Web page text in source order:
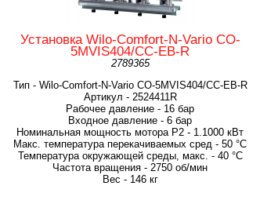
Установка Wilo-Comfort-N-Vario CO-
5MVIS404/CC-EB-R
2789365
Тип - Wilo-Comfort-N-Vario CO-5MVIS404/CC-EB-R
Артикул - 2524411R
Рабочее давление - 16 бар
Входное давление - 6 бар
Номинальная мощность мотора P2 - 1.1000 кВт
Макс. температура перекачиваемых сред - 50 °C
Температура окружающей среды, макс. - 40 °C
Частота вращения - 2750 об/мин
Вес - 146 кг